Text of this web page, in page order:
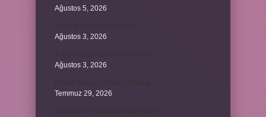
Ağustos 5, 2026
Ağustos 3, 2026
Ağustos 3, 2026
Temmuz 29, 2026